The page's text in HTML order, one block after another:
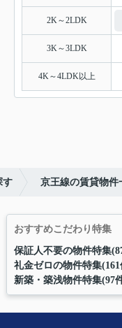
2K～2LDK
3K～3LDK
4K～4LDK以上
す 京王線の賃貸物件
おすすめこだわり特集
保証人不要の物件特集
礼金ゼロの物件特集(161
新築・築浅物件特集(97